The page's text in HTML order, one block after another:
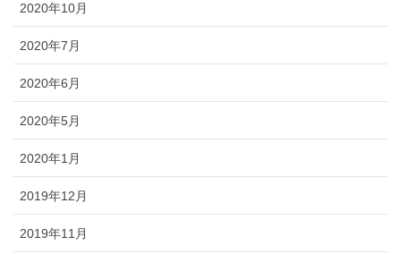
2020年10月
2020年7月
2020年6月
2020年5月
2020年1月
2019年12月
2019年11月